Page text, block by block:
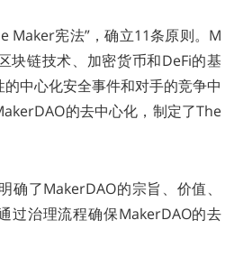
Maker宪法”，确立11条原则。M
块链技术、加密货币和DeFi的基
中心化安全事件和对手的竞争中
的去中心化，制定了The
确了MakerDAO的宗旨、价值、
过治理流程确保MakerDAO的去